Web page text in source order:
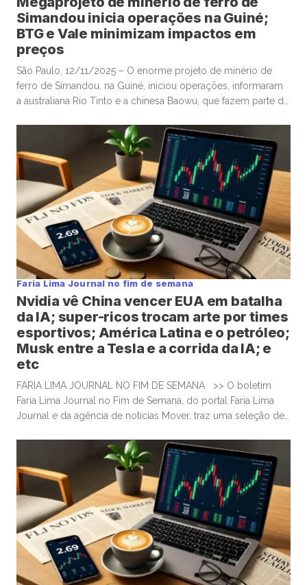
Simandou inicia operações na Guiné;
BTG e Vale minimizam impactos em
preços
São Paulo, 12/11/2025 – O enorme projeto de minério de
ferro de Simandou, na Guiné, iniciou operações, informaram
a australiana Rio Tinto e a chinesa Baowu, que fazem parte do
exploração das promissoras reservas, com a Rio estimando
que a região poderá exportar até 120 milhões de […]
Faria Lima Journal no fim de semana
Nvidia vê China vencer EUA em batalha
da IA; super-ricos trocam arte por times
esportivos; América Latina e o petróleo;
Musk entre a Tesla e a corrida da IA; e
etc
FARIA LIMA JOURNAL NO FIM DE SEMANA >> O boletim
Faria Lima Journal no Fim de Semana, do portal Faria Lima
Journal e da agência de notícias Mover, traz uma seleção de
algum tempo no sábado e domingo para leituras mais
aprofundadas de boas histórias e materiais informativos. FT:
Huang, da Nvidia, […]